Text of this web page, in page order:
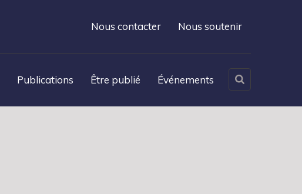
Nous contacter Nous soutenir
Publications Être publié Événements